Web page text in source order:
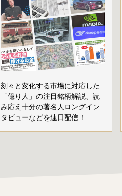
刻々と変化する市場に対応した
「億り人」の注目銘柄解説、読
み応え十分の著名人ロングイン
タビューなどを連日配信！